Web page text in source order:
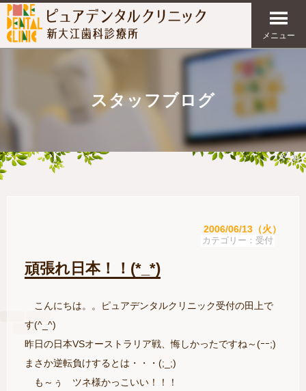
メニュー
スタッフブログ
2006/06/13（火）
受付
頑張れ日本！！(*_*)
こんにちは。。ピュアデンタルクリニック受付の田上で
す(^_^)
昨日の日本VSオーストラリア戦、悔しかったですね～(ｰｰ;)
まさか逆転負けするとは・・・(;_;)
も～ぅ ツネ様かっこいい！！！